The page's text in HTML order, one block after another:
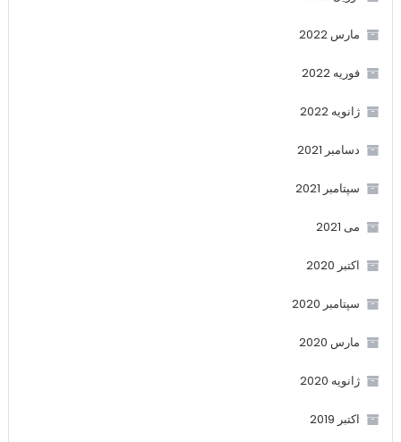
مارس 2022
فوریه 2022
ژانویه 2022
دسامبر 2021
سپتامبر 2021
می 2021
اکتبر 2020
سپتامبر 2020
مارس 2020
ژانویه 2020
اکتبر 2019